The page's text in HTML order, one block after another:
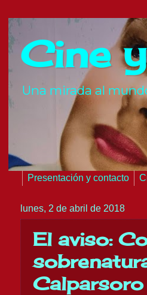
Cine
Una mirada al
Presentación y contacto
lunes, 2 de abril de 2018
El aviso:
Calparsoro